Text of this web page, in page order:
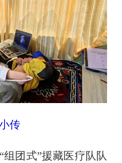
传
团式”援藏医疗队队